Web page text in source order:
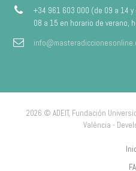
+34 961 603 000 (de 09 a 14
08 a 15 en horario de verano,
2026 © ADEIT, Fundación
València -